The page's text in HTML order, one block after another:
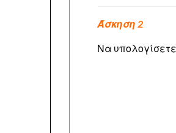
Άσκηση 2
Να